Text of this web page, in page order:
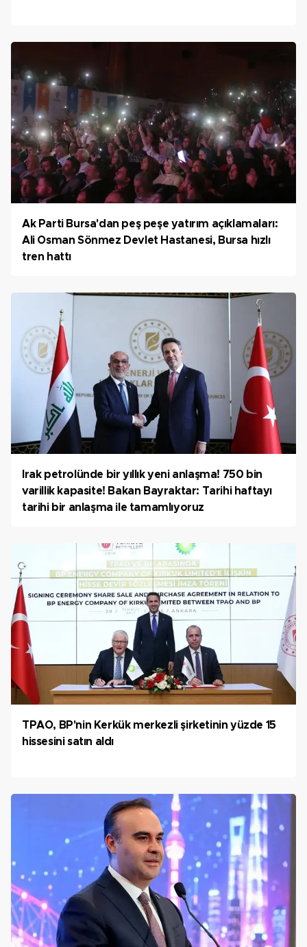
Ak Parti Bursa'dan peş peşe yatırım açıklamaları:
Ali Osman Sönmez Devlet Hastanesi, Bursa hızlı
tren hattı
Irak petrolünde bir yıllık yeni anlaşma! 750 bin
varillik kapasite! Bakan Bayraktar: Tarihi haftayı
tarihi bir anlaşma ile tamamlıyoruz
TPAO, BP'nin Kerkük merkezli şirketinin yüzde 15
hissesini satın aldı